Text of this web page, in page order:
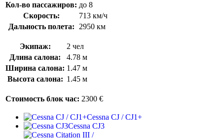
Кол-во пассажиров: до 8
Скорость:
713 км/ч
Дальность полета:
2950 км
Экипаж:
2 чел
Длина салона:
4.78 м
Ширина салона: 1.47 м
Высота салона: 1.45 м
Стоимость блок час: 2300 €
Cessna CJ / CJ1+
Cessna CJ3